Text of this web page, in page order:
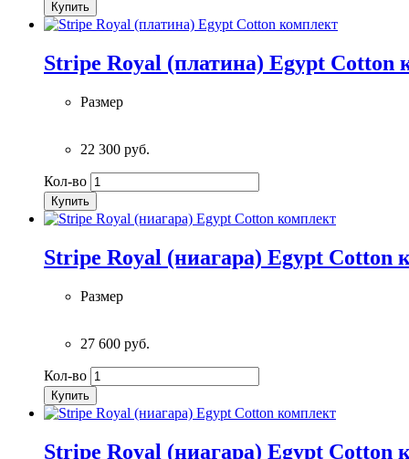
Купить
Stripe Royal (платина) Egypt Cotton
Размер
22 300 руб.
Кол-во
Купить
Stripe Royal (ниагара) Egypt Cotton
Размер
27 600 руб.
Кол-во
Купить
Stripe Royal (ниагара) Egypt Cotton